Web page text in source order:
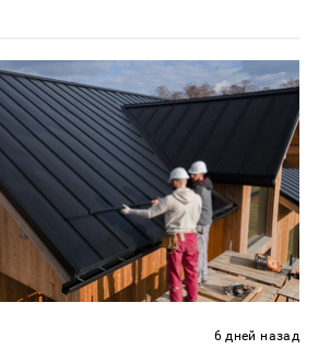
6 дней назад